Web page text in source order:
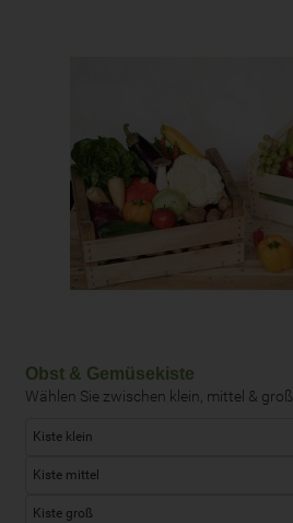
Obst & Gemüsekiste
Wählen Sie zwischen klein, mittel & groß
Kiste klein
Kiste mittel
Kiste groß